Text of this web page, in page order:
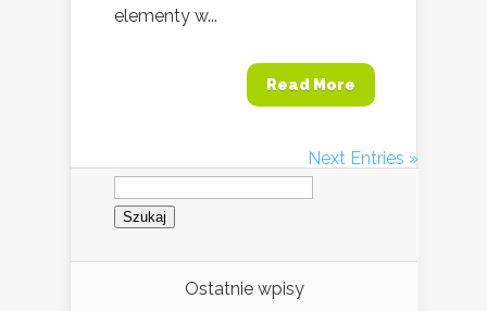
elementy w...
Read More
Next Entries »
Szukaj:
Ostatnie wpisy